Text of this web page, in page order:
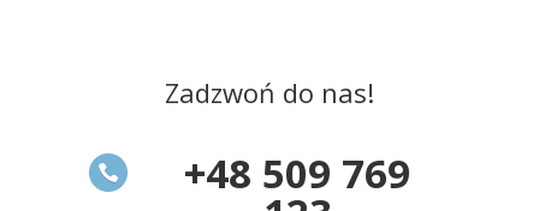
Zadzwoń do nas!
+48 509 769